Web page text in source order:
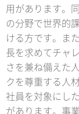
用があります。
の分野で世界的
ける方です。ま
長を求めてチャ
さを兼ね備えた
クを尊重する人
社員を対象にし
があります。事